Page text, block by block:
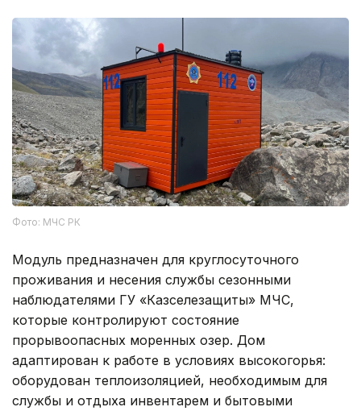
Фото: МЧС РК
Модуль предназначен для круглосуточного
проживания и несения службы сезонными
наблюдателями ГУ «Казселезащиты» МЧС,
которые контролируют состояние
прорывоопасных моренных озер. Дом
адаптирован к работе в условиях высокогорья:
оборудован теплоизоляцией, необходимым для
службы и отдыха инвентарем и бытовыми